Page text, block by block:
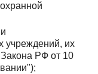
учреждений, их
РФ от 10